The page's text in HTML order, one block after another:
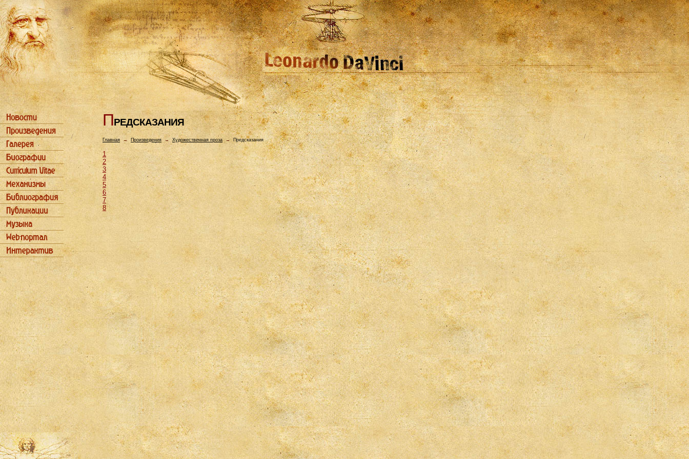
ПРЕДСКАЗАHИЯ
Главная→ Произведения → Художественная проза → Предсказания
1
2
3
4
5
6
7
8